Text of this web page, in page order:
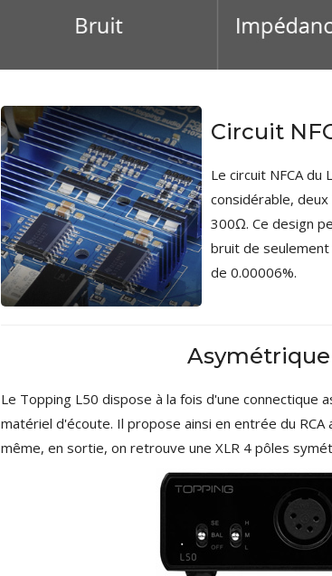
Circuit
Le circuit NFCA
considérable,
300Ω. Ce design
bruit de seulement
de 0.00006%.
Le Topping L50 dispose à la fois d'une
matériel d'écoute. Il propose ainsi en entrée du
même, en sortie, on retrouve une XLR 4 pôles